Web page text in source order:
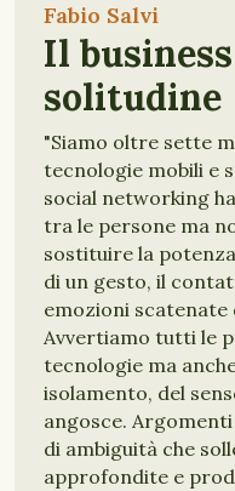
Fabio Salvi
Il
solitudine
"Siamo oltre sette
tecnologie mobili e
social networking
tra le persone ma
sostituire la
di un gesto, il
emozioni scatenate
Avvertiamo tutti le
tecnologie ma
isolamento, del
angosce.
di ambiguità che
approfondite e